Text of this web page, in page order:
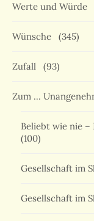
Werte und Würde
Wünsche (345)
Zufall (93)
Zum …
Beliebt wie nie –
(100)
Gesellschaft im
Gesellschaft im